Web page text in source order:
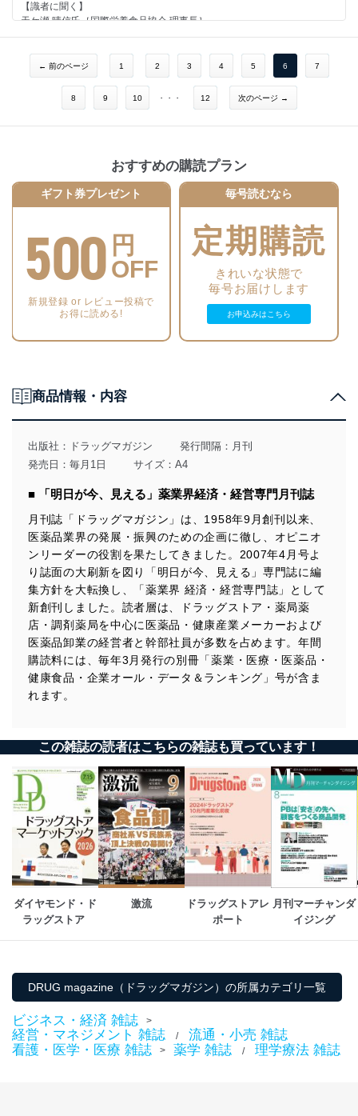
朝日 早苗氏［ベリタス販売 PR マネージャー］
いまこそ薬剤師と薬局のあるべき姿を世に問え
網野 裕美［新潟薬科大学特定研究員・衆議院議員柚木道義・元秘書］／
小林 大高［新潟薬科大学教授］
● 【隔月連載】 アイ・エム・エス・ジャパン ビッグデータとインテリ
ジェンスで医療の最適化を支援する
グローバルの最新医薬品市場トレンドに見る、日本における近未来の治療
Drug magazine最新号
医薬品産業ランキングＰａｒｔⅡ
【識者に聞く】
天ケ瀬 晴信氏［国際栄養食品協会 理事長］
【サプリメントメーカーに聞く】
ケアマーケティング部長］
青砥 弘道氏［ファンケルヘルスサイエンス 取締役 事業戦略本部長］
【ドラッグストア企業に聞く】
桐澤 英明氏［ウエルシア薬局 執行役員 商品本部 商品部 部長］
● 【連載】 地域包括ケア参画は薬局存続の要諦
～ VOL.3 ～識者に聞く今後の課題～
「認知症の人の服薬コンプライアンスをどう向上するか」解決するのは薬
剤師の責務
● 【連載】
■ 行政ウォッチング
宮坂 佳紀氏［メディカル・テン 代表］
■ Rediscovery in U.S. ～知られざる米国最新流通業界事情
新地 昭久氏［RMI 代表］
■ たった一言の声かけで広がるお客さまとの会話
大慶堂 大谷 まり子氏・大谷 桜氏
データモニター社 イアン・ロイド氏
● 【主張】
ドラッグストアは「検体測定室連携協議会」に積極的に参画せよ
● 【close-up】
斬新で目を引くパッケージが新たなブランドイメージ構築と登場感演出に
アラクス広域量販管理部部長兼東日本統括部部長・高井浩氏に聞く「アラ
● 【特集】 シニアケア関連製品
知見やノウハウ生かした開発・提案で需要に対応
肌への配慮など新局面に入る大人用紙おむつ
● 【話題の健康食品メーカートップインタビュー】
話題の「夜泣き」対策商材登場！
世界80の国と地域が臨床採用するＬ・ロイテリ菌配合食品『チャイルド
ヘルス』
野村慶太郎氏［バイオガイアジャパン 社長］
● 【close-up】
バイタルネット宮城物流センターが稼働
● 【調剤薬局トップインタビュー】
地域包括支援センターに飛び込み他職種と連携
松岡 淳朗氏［ぼうしや薬局（兵庫県） 代表取締役］
秘められた経済効果寄与への可能性
求められる製品ごとの目標設定とへの可能性と使用促進策
坂巻 弘之［東京理科大学経営学部 教授］
● 【寄稿】 診療統計データを活用した消費者起点のMD
MDの機軸をカテゴリーマネジメントが標榜する「消費者起点」に回帰せ
よ
本多 功征［メディカル・データ・ビジョン 事業開発部企画ユニット］
← 前のページ 1 2 3 4 5 6 7
8 9 10 ・・・ 12 次のページ →
おすすめの購読プラン
ギフト券プレゼント
500 円
OFF
新規登録 or レビュー投稿で
お得に読める!
毎号読むなら
定期購読
きれいな状態で
毎号お届けします
お申込みはこちら
商品情報・内容
出版社： ドラッグマガジン
発行間隔：月刊
発売日：毎月1日
サイズ：A4
■ 「明日が今、見える」薬業界経済・経営専門月刊誌
月刊誌「ドラッグマガジン」は、1958年9月創刊以来、
医薬品業界の発展・振興のための企画に徹し、オピニオ
ンリーダーの役割を果たしてきました。2007年4月号よ
り誌面の大刷新を図り「明日が今、見える」専門誌に編
集方針を大転換し、「薬業界 経済・経営専門誌」として
新創刊しました。読者層は、ドラッグストア・薬局薬
店・調剤薬局を中心に医薬品・健康産業メーカーおよび
医薬品卸業の経営者と幹部社員が多数を占めます。年間
購読料には、毎年3月発行の別冊「薬業・医療・医薬品・
健康食品・企業オール・データ＆ランキング」号が含ま
れます。
この雑誌の読者はこちらの雑誌も買っています！
ダイヤモンド・ド
激流
ドラッグストアレ
ポート
月刊マーチャンダ
イジング
DRUG magazine（ドラッグマガジン）の所属カテゴリ一覧
ビジネス・経済 雑誌 >
経営・マネジメント 雑誌 /
流通・小売 雑誌
看護・医学・医療 雑誌
> 薬学 雑誌 / 理学療法 雑誌